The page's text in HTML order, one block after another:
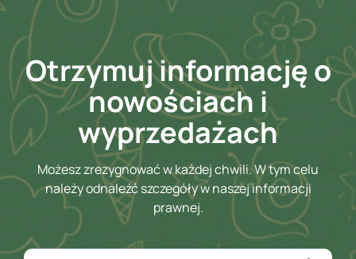
Otrzymuj informację o
nowościach i
wyprzedażach
Możesz zrezygnować w każdej chwili. W tym celu
należy odnaleźć szczegóły w naszej informacji
prawnej.